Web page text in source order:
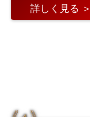
詳しく見る ＞